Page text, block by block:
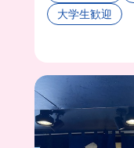
仕事も一から
まかないはみ
大学生歓迎